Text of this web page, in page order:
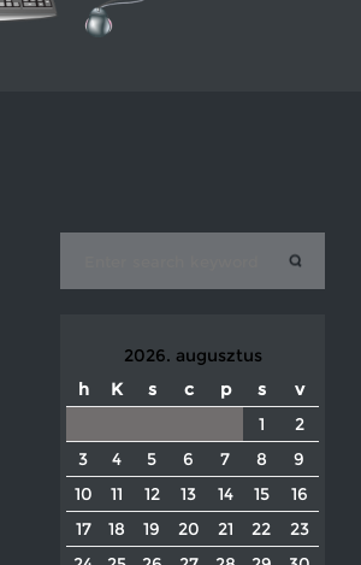
2026. augusztus
h
K s c p s
v
1
2
3
4 5 6 7 8
9
10
11 12 13 14 15
16
17
18 19 20 21 22
23